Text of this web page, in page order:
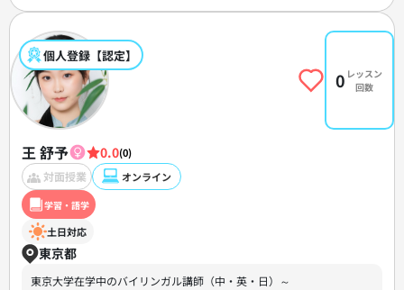
個人登録【認定】
0 レッスン
回数
王 舒予 0.0(0)
対面授業 オンライン
学習・語学
土日対応
東京都
東京大学在学中のバイリンガル講師（中・英・日）～